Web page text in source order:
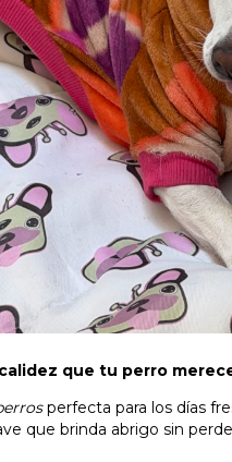
que tu perro
perfecta para los días
que brinda abrigo sin